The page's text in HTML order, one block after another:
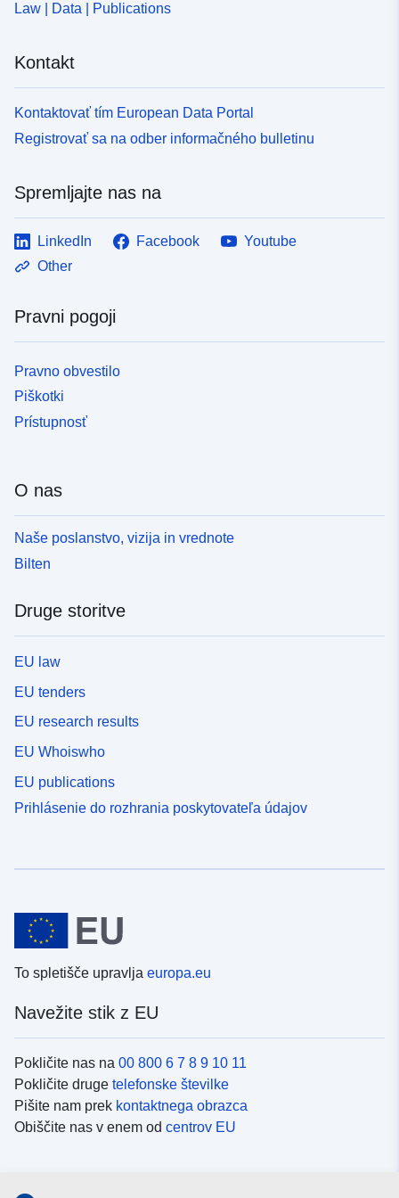
Law | Data | Publications
Kontakt
Kontaktovať tím European Data Portal
Registrovať sa na odber informačného bulletinu
Spremljajte nas na
LinkedIn Facebook
Youtube
Other
Pravni pogoji
Pravno obvestilo
Piškotki
Prístupnosť
O nas
Naše poslanstvo, vizija in vrednote
Bilten
Druge storitve
EU law
EU tenders
EU research results
EU Whoiswho
EU publications
Prihlásenie do rozhrania poskytovateľa údajov
To spletišče upravlja europa.eu
Navežite stik z EU
Pokličite nas na 00 800 6 7 8 9 10 11
Pokličite druge telefonske številke
Pišite nam prek kontaktnega obrazca
Obiščite nas v enem od centrov EU